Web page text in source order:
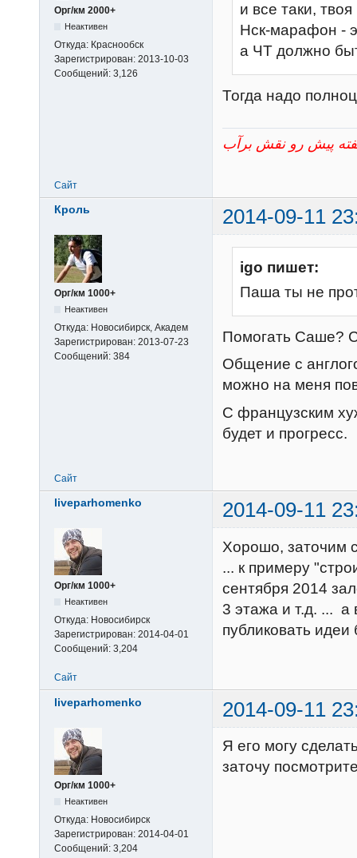
Орг/км 2000+
Неактивен
Откуда: Краснообск
Зарегистрирован: 2013-10-03
Сообщений: 3,126
и все таки,
Нск-марафон -
а ЧТ должно
Тогда надо
Сайт
Кроль 2014-09-11
Орг/км 1000+
Неактивен
Откуда: Новосибирск, Академ
Зарегистрирован: 2013-07-23
Сообщений: 384
igo пишет:
Паша ты не
Помогать Саше?
Общение с
можно на меня
С французским
будет и прогресс.
Сайт
liveparhomenko 2014-09-11
Орг/км 1000+
Неактивен
Откуда: Новосибирск
Зарегистрирован: 2014-04-01
Сообщений: 3,204
Хорошо, заточим
... к примеру
сентября 2014
3 этажа и т.д. ... а
публиковать
Сайт
liveparhomenko 2014-09-11
Орг/км 1000+
Неактивен
Откуда: Новосибирск
Зарегистрирован: 2014-04-01
Сообщений: 3,204
Я его могу
заточу